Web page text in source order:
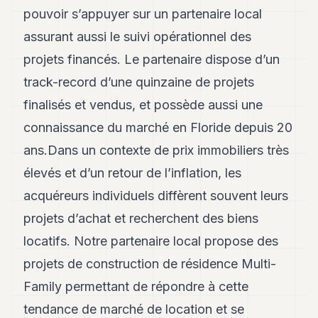
pouvoir s’appuyer sur un partenaire local
assurant aussi le suivi opérationnel des
projets financés. Le partenaire dispose d’un
track-record d’une quinzaine de projets
finalisés et vendus, et possède aussi une
connaissance du marché en Floride depuis 20
ans.Dans un contexte de prix immobiliers très
élevés et d’un retour de l’inflation, les
acquéreurs individuels diffèrent souvent leurs
projets d’achat et recherchent des biens
locatifs. Notre partenaire local propose des
projets de construction de résidence Multi-
Family permettant de répondre à cette
tendance de marché de location et se